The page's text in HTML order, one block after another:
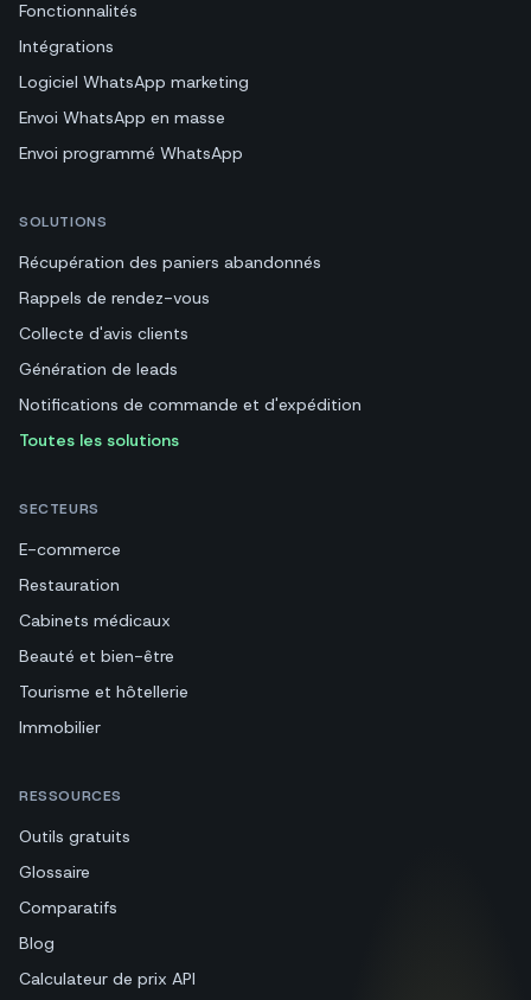
Fonctionnalités
Intégrations
Logiciel WhatsApp marketing
Envoi WhatsApp en masse
Envoi programmé WhatsApp
SOLUTIONS
Récupération des paniers abandonnés
Rappels de rendez-vous
Collecte d'avis clients
Génération de leads
Notifications de commande et d'expédition
Toutes les solutions
SECTEURS
E-commerce
Restauration
Cabinets médicaux
Beauté et bien-être
Tourisme et hôtellerie
Immobilier
RESSOURCES
Outils gratuits
Glossaire
Comparatifs
Blog
Calculateur de prix API